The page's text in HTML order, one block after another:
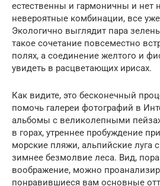
естественны и гармоничны и
невероятные комбинации, все
Экологично выглядит пара
такое сочетание повсеместно
полях, а соединение желтого и
увидеть в расцветающих ирисах.
Как видите, это бесконечный
помочь галереи фотографий в
альбомы с великолепными
в горах, утреннее пробуждение
морские пляжи, альпийские луга
зимнее безмолвие леса. Вид,
воображение, можно
понравившиеся вам основные